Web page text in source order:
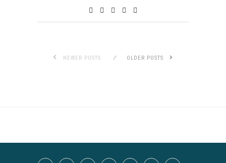
NEWER POSTS OLDER POSTS